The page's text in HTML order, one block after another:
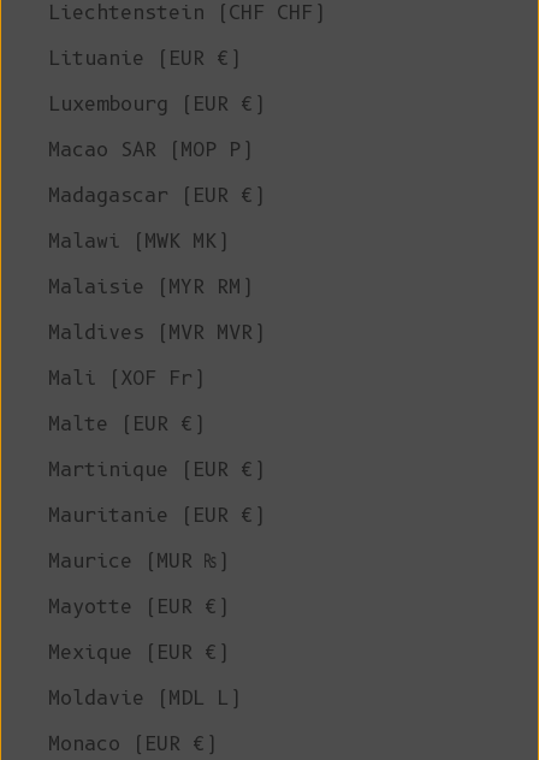
Liechtenstein (CHF CHF)
Lituanie (EUR €)
Luxembourg (EUR €)
Macao SAR (MOP P)
Madagascar (EUR €)
Malawi (MWK MK)
Malaisie (MYR RM)
Maldives (MVR MVR)
Mali (XOF Fr)
Malte (EUR €)
Martinique (EUR €)
Mauritanie (EUR €)
Maurice (MUR ₨)
Mayotte (EUR €)
Mexique (EUR €)
Moldavie (MDL L)
Monaco (EUR €)